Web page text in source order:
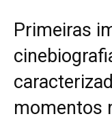
Primeiras
momentos